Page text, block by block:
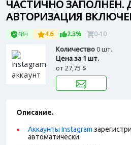
ЧАСТИЧНО ЗАПОЛНЕН.
АВТОРИЗАЦИЯ
48ч 4.6 2.3% 0-10
Количество0 шт.
Цена за 1 шт.
от27,75 $
Описание.
Аккаунты Instagram
автоматически.